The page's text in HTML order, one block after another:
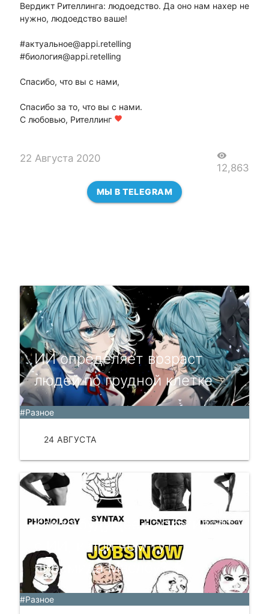
Вердикт Рителлинга: людоедство. Да оно нам нахер не
нужно, людоедство ваше!
#актуальное@appi.retelling
#биология@appi.retelling
Спасибо, что вы с нами,
Спасибо за то, что вы с нами.
С любовью, Рителлинг favorite
22 Августа 2020 visibility
12,863
МЫ В TELEGRAM
ИИ определяет возраст
людей по грудной клетке
#Разное
24 АВГУСТА
Какое будущее нас ожидает
с ИИ, и при чём тут
пирамида Маслоу? 🧠
#Разное